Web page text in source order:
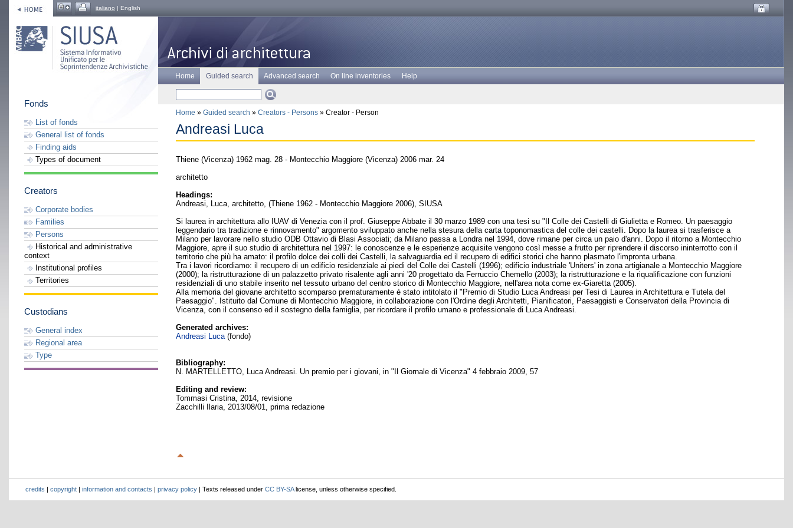
italiano | English
Fonds
List of fonds
General list of fonds
Finding aids
Types of document
Creators
Corporate bodies
Families
Persons
Historical and administrative
context
Institutional profiles
Territories
Custodians
General index
Regional area
Type
Home Guided search Advanced search On line inventories Help
Home » Guided search » Creators - Persons » Creator - Person
Andreasi Luca
Thiene (Vicenza) 1962 mag. 28 - Montecchio Maggiore (Vicenza) 2006 mar. 24
architetto
Headings:
Andreasi, Luca, architetto, (Thiene 1962 - Montecchio Maggiore 2006), SIUSA
Si laurea in architettura allo IUAV di Venezia con il prof. Giuseppe Abbate il 30 marzo 1989 con una tesi su "Il Colle dei Castelli di Giulietta e Romeo. Un paesaggio
leggendario tra tradizione e rinnovamento" argomento sviluppato anche nella stesura della carta toponomastica del colle dei castelli. Dopo la laurea si trasferisce a
Milano per lavorare nello studio ODB Ottavio di Blasi Associati; da Milano passa a Londra nel 1994, dove rimane per circa un paio d'anni. Dopo il ritorno a Montecchio
Maggiore, apre il suo studio di architettura nel 1997: le conoscenze e le esperienze acquisite vengono così messe a frutto per riprendere il discorso ininterrotto con il
territorio che più ha amato: il profilo dolce dei colli dei Castelli, la salvaguardia ed il recupero di edifici storici che hanno plasmato l'impronta urbana.
Tra i lavori ricordiamo: il recupero di un edificio residenziale ai piedi del Colle dei Castelli (1996); edificio industriale 'Uniters' in zona artigianale a Montecchio Maggiore
(2000); la ristrutturazione di un palazzetto privato risalente agli anni '20 progettato da Ferruccio Chemello (2003); la ristrutturazione e la riqualificazione con funzioni
residenziali di uno stabile inserito nel tessuto urbano del centro storico di Montecchio Maggiore, nell'area nota come ex-Giaretta (2005).
Alla memoria del giovane architetto scomparso prematuramente è stato intitolato il "Premio di Studio Luca Andreasi per Tesi di Laurea in Architettura e Tutela del
Paesaggio". Istituito dal Comune di Montecchio Maggiore, in collaborazione con l'Ordine degli Architetti, Pianificatori, Paesaggisti e Conservatori della Provincia di
Vicenza, con il consenso ed il sostegno della famiglia, per ricordare il profilo umano e professionale di Luca Andreasi.
Generated archives:
Andreasi Luca (fondo)
Bibliography:
N. MARTELLETTO, Luca Andreasi. Un premio per i giovani, in "Il Giornale di Vicenza" 4 febbraio 2009, 57
Editing and review:
Tommasi Cristina, 2014, revisione
Zacchilli Ilaria, 2013/08/01, prima redazione
credits copyright information and contacts privacy policy | Texts released under CC BY-SAlicense, unless otherwise specified.